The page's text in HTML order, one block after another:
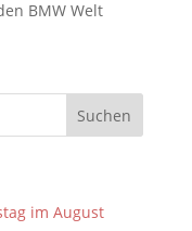
im August